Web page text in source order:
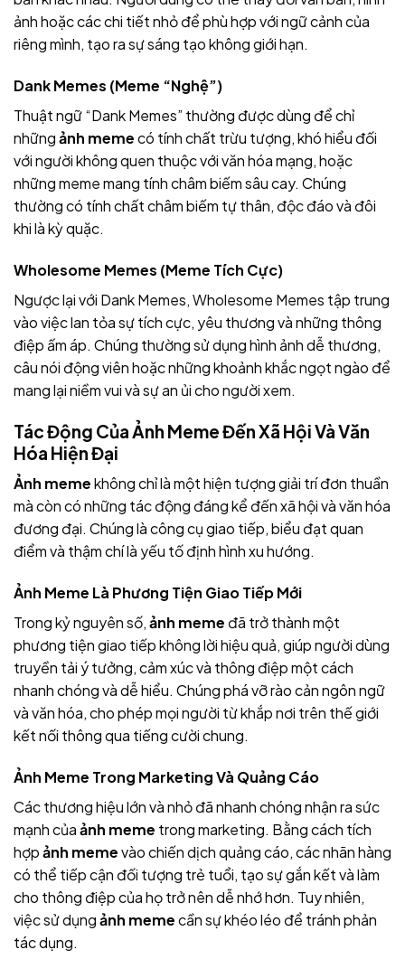
ảnh hoặc các chi tiết nhỏ để phù hợp với ngữ cảnh của
riêng mình, tạo ra sự sáng tạo không giới hạn.
Dank Memes (Meme “Nghệ”)
Thuật ngữ “Dank Memes” thường được dùng để chỉ
nhữngảnh memecó tính chất trừu tượng, khó hiểu đối
với người không quen thuộc với văn hóa mạng, hoặc
những meme mang tính châm biếm sâu cay. Chúng
thường có tính chất châm biếm tự thân, độc đáo và đôi
khi là kỳ quặc.
Wholesome Memes (Meme Tích Cực)
Ngược lại với Dank Memes, Wholesome Memes tập trung
vào việc lan tỏa sự tích cực, yêu thương và những thông
điệp ấm áp. Chúng thường sử dụng hình ảnh dễ thương,
câu nói động viên hoặc những khoảnh khắc ngọt ngào để
mang lại niềm vui và sự an ủi cho người xem.
Tác Động Của Ảnh Meme Đến Xã Hội Và Văn
Hóa Hiện Đại
Ảnh memekhông chỉ là một hiện tượng giải trí đơn thuần
mà còn có những tác động đáng kể đến xã hội và văn hóa
đương đại. Chúng là công cụ giao tiếp, biểu đạt quan
điểm và thậm chí là yếu tố định hình xu hướng.
Ảnh Meme Là Phương Tiện Giao Tiếp Mới
Trong kỷ nguyên số,ảnh meme đã trở thành một
phương tiện giao tiếp không lời hiệu quả, giúp người dùng
truyền tải ý tưởng, cảm xúc và thông điệp một cách
nhanh chóng và dễ hiểu. Chúng phá vỡ rào cản ngôn ngữ
và văn hóa, cho phép mọi người từ khắp nơi trên thế giới
kết nối thông qua tiếng cười chung.
Ảnh Meme Trong Marketing Và Quảng Cáo
Các thương hiệu lớn và nhỏ đã nhanh chóng nhận ra sức
mạnh củaảnh meme trong marketing. Bằng cách tích
hợpảnh memevào chiến dịch quảng cáo, các nhãn hàng
có thể tiếp cận đối tượng trẻ tuổi, tạo sự gắn kết và làm
cho thông điệp của họ trở nên dễ nhớ hơn. Tuy nhiên,
việc sử dụngảnh memecần sự khéo léo để tránh phản
tác dụng.